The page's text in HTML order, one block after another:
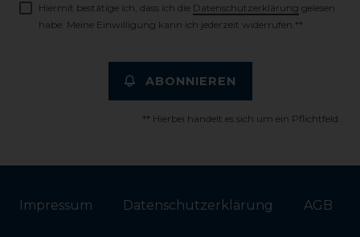
Hiermit bestätige ich, dass ich die Daten­schutz­erklärung gelesen
habe. Meine Einwilligung kann ich jederzeit widerrufen.**
ABONNIEREN
** Hierbei handelt es sich um ein Pflichtfeld.
Impressum Daten­schutz­erklärung AGB